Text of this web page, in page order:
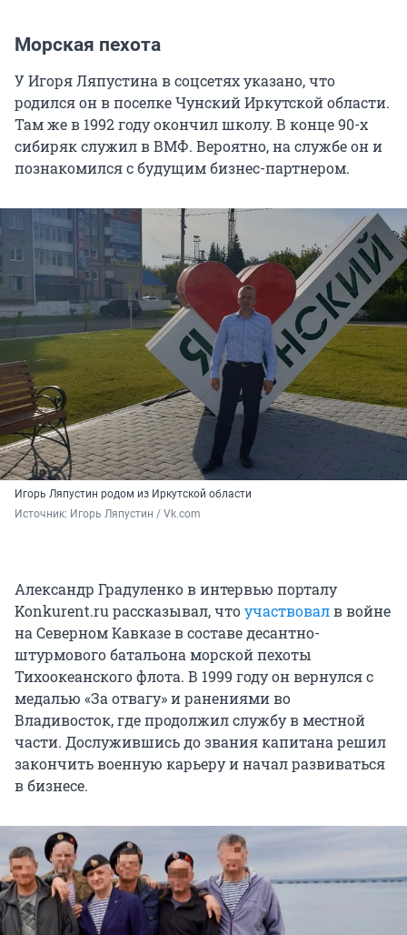
Морская пехота
У Игоря Ляпустина в соцсетях указано, что
родился он в поселке Чунский Иркутской области.
Там же в 1992 году окончил школу. В конце 90-х
сибиряк служил в ВМФ. Вероятно, на службе он и
познакомился с будущим бизнес-партнером.
Игорь Ляпустин родом из Иркутской области
Источник: Игорь Ляпустин / Vk.com
Александр Градуленко в интервью порталу
Konkurent.ru рассказывал, чтоучаствовалв войне
на Северном Кавказе в составе десантно-
штурмового батальона морской пехоты
Тихоокеанского флота. В 1999 году он вернулся с
медалью «За отвагу» и ранениями во
Владивосток, где продолжил службу в местной
части. Дослужившись до звания капитана решил
закончить военную карьеру и начал развиваться
в бизнесе.